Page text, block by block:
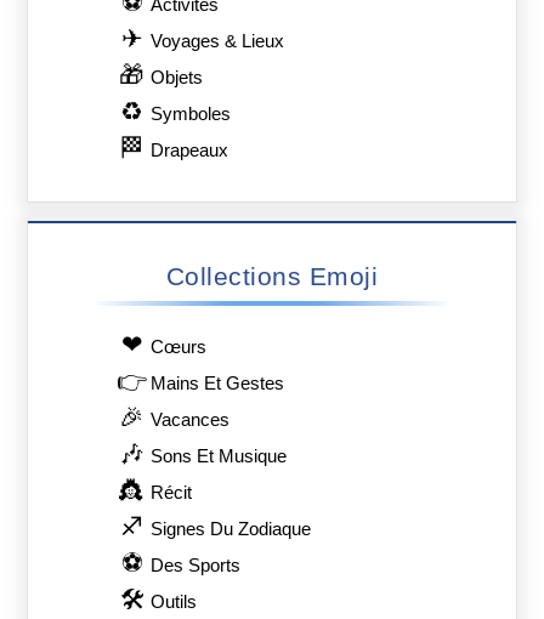
Activités
✈ Voyages & Lieux
🎁 Objets
♻ Symboles
🏁 Drapeaux
Collections Emoji
❤ Сœurs
👉 Mains Et Gestes
🎉 Vacances
🎶 Sons Et Musique
👸 Récit
♐ Signes Du Zodiaque
⚽ Des Sports
🛠 Outils